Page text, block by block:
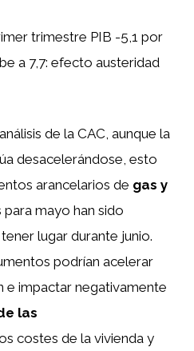
trimestre PIB -5,1 por
a 7,7: efecto austeridad
de la CAC, aunque la
desacelerándose, esto
arancelarios de gas y
para mayo han sido
lugar durante junio.
podrían acelerar
e impactar negativamente
las
costes de la vivienda y